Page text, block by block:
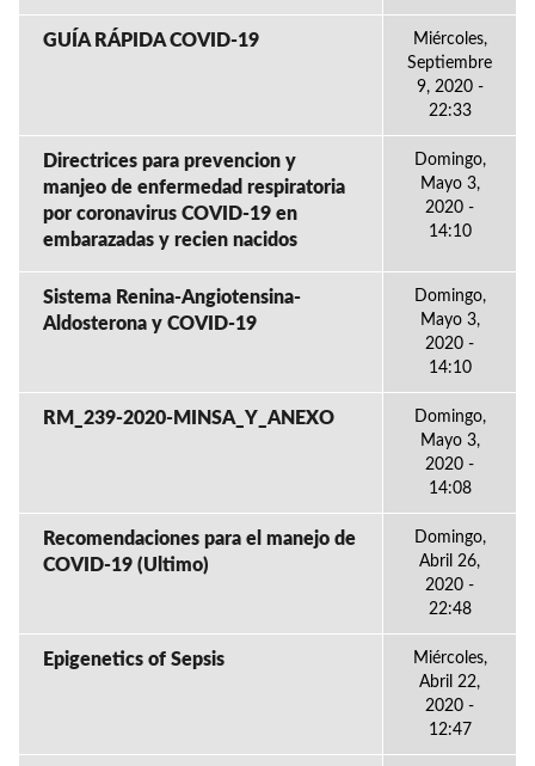
GUÍA RÁPIDA COVID-19
Miércoles,
Septiembre
9, 2020 -
22:33
Directrices para prevencion y
manjeo de enfermedad respiratoria
por coronavirus COVID-19 en
embarazadas y recien nacidos
Domingo,
Mayo 3,
2020 -
14:10
Sistema Renina-Angiotensina-
Aldosterona y COVID-19
Domingo,
Mayo 3,
2020 -
14:10
RM_239-2020-MINSA_Y_ANEXO
Domingo,
Mayo 3,
2020 -
14:08
Recomendaciones para el manejo de
COVID-19 (Ultimo)
Domingo,
Abril 26,
2020 -
22:48
Epigenetics of Sepsis
Miércoles,
Abril 22,
2020 -
12:47